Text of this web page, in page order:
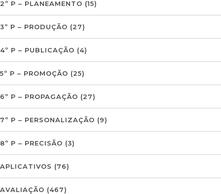
2º P – PLANEAMENTO (15)
3º P – PRODUÇÃO (27)
4º P – PUBLICAÇÃO (4)
5º P – PROMOÇÃO (25)
6º P – PROPAGAÇÃO (27)
7º P – PERSONALIZAÇÃO (9)
8º P – PRECISÃO (3)
APLICATIVOS (76)
AVALIAÇÃO (467)